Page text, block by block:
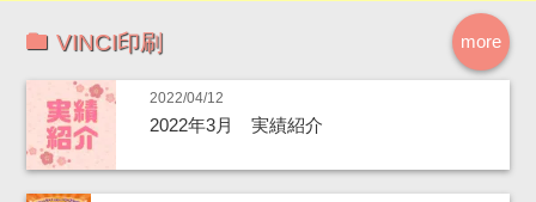
more
VINCI印刷
2022/04/12
2022年3月 実績紹介